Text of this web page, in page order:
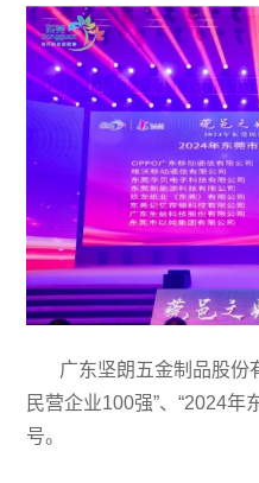
广东坚朗五金制品股份
民营企业100强”、“2024年
号。